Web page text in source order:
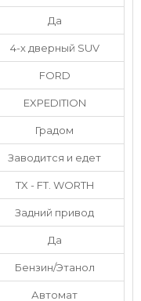
Да
4-х дверный SUV
FORD
EXPEDITION
Градом
Заводится и едет
TX - FT. WORTH
Задний привод
Да
Бензин/Этанол
Автомат